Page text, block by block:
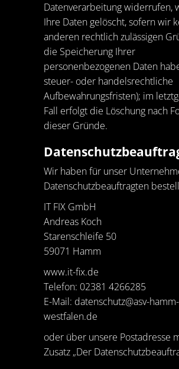
Datenverarbeitung widerrufen,
Ihre Daten gelöscht, sofern wir
anderen rechtlich zulässigen
die Speicherung Ihrer
personenbezogenen Daten
steuer- oder handelsrechtliche
Aufbewahrungsfristen); im
Fall erfolgt die Löschung nach
dieser Gründe.
Wir haben für unser
Datenschutzbeauftragten
IT FIX GmbH
Andreas Koch
Starenschleife 50
59071 Hamm
www.it-fix.de
Telefon: 02381 4266285
E-Mail: datenschutz@asv-hamm-
westfalen.de
oder über unsere Postadresse
Zusatz „Der